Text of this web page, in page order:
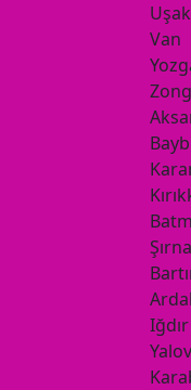
Uşak
Van
Iğdır